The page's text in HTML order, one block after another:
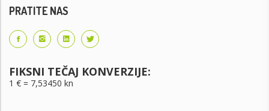
PRATITE NAS
FIKSNI TEČAJ KONVERZIJE:
1 € = 7,53450 kn